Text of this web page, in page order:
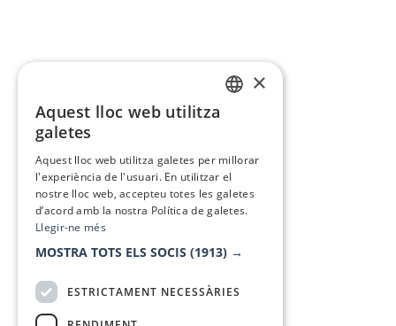
×
Aquest lloc web utilitza
galetes
Aquest lloc web utilitza galetes per millorar
l'experiència de l'usuari. En utilitzar el
nostre lloc web, accepteu totes les galetes
d’acord amb la nostra Política de galetes.
Llegir-ne més
MOSTRA TOTS ELS SOCIS (1913) →
ESTRICTAMENT NECESSÀRIES